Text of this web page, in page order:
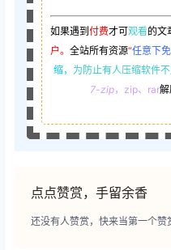
如果遇到 付费才可观看的文
户。 全站所有资源“任意下
缩， 为防止有人压缩软件
7-zip，zip、rar解
点点赞赏，手留余香
还没有人赞赏，快来当第一个赞